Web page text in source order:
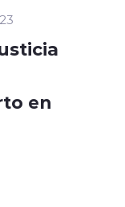
en